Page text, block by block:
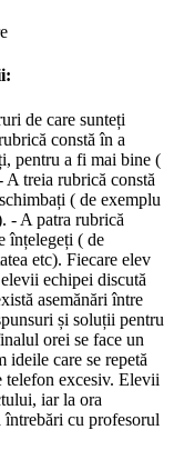
de care sunteți
constă în a
pentru a fi mai bine (
A treia rubrică constă
( de exemplu
- A patra rubrică
înțelegeți ( de
etc). Fiecare elev
echipei discută
asemănări între
și soluții pentru
orei se face un
ideile care se repetă
telefon excesiv. Elevii
iar la ora
întrebări cu profesorul